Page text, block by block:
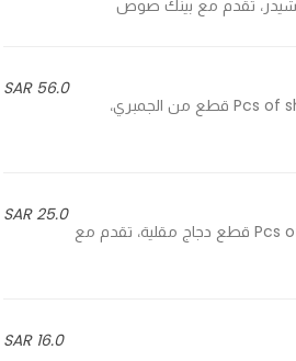
56.0 SAR
4 Pcs of shrimps wrapped with konafa, served with sweet chili sauce & mango salsa - 4 قطع من الجمبري،
25.0 SAR
3 Pcs of crunchy fried boneless chicken fingers, served with sauce of your choice - 3 قطع دجاج مقلية، تقدم مع
16.0 SAR